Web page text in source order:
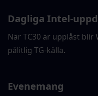
Dagliga Intel-
När TC30 är upplåst
pålitlig TG-källa.
Evenemang